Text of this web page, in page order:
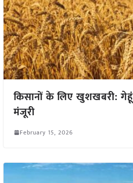
किसानों के लिए खुशखबरी: गेहूं
मंजूरी
February 15, 2026